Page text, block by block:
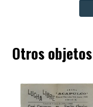
Otros